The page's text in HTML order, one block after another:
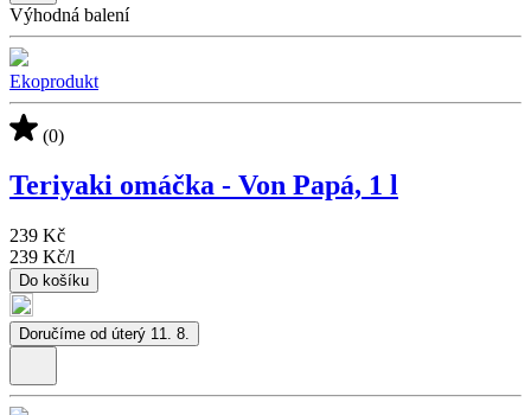
Výhodná balení
Ekoprodukt
(0)
Teriyaki omáčka - Von Papá, 1 l
239 Kč
239 Kč/l
Do košíku
Doručíme od úterý 11. 8.